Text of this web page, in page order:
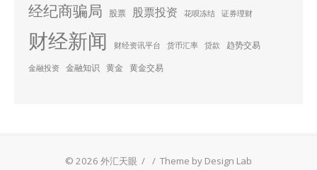
经纪商骗局 股票 股票投资 花呗冻结 证券理财
财经新闻 财经资讯平台 货币汇率 贷款 趋势交易
金融投资 金融知识 黄金 黄金交易
© 2026 外汇天眼 / / Theme by Design Lab